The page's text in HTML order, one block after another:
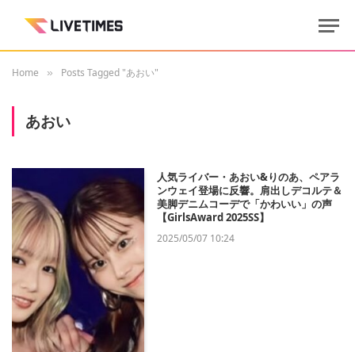
Home » Posts Tagged "あおい"
あおい
人気ライバー・あおい&りのあ、ペアラ
ンウェイ登場に反響。肩出しデコルテ＆
美脚デニムコーデで「かわいい」の声
【GirlsAward 2025SS】
2025/05/07 10:24